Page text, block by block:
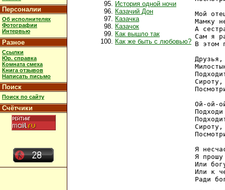
Персоналии
Об исполнителях
Фотографии
Интервью
Разное
Ссылки
Юр. справка
Комната смеха
Книга отзывов
Написать письмо
Поиск
Поиск по сайту
Счётчики
История одной ночи
Казачий Дон
Казачка
Казачок
Как вышло так
Как же быть с любовью?
Мой
Мамку
А
Сам я
В этом
Ой-ой-
Я
Я
Или
Или к
Ради